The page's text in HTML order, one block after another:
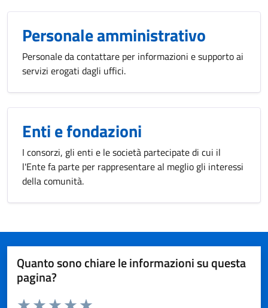
Personale amministrativo
Personale da contattare per informazioni e supporto ai
servizi erogati dagli uffici.
Enti e fondazioni
I consorzi, gli enti e le società partecipate di cui il
l'Ente fa parte per rappresentare al meglio gli interessi
della comunità.
Quanto sono chiare le informazioni su questa
pagina?
Valuta da 1 a 5 stelle la pagina